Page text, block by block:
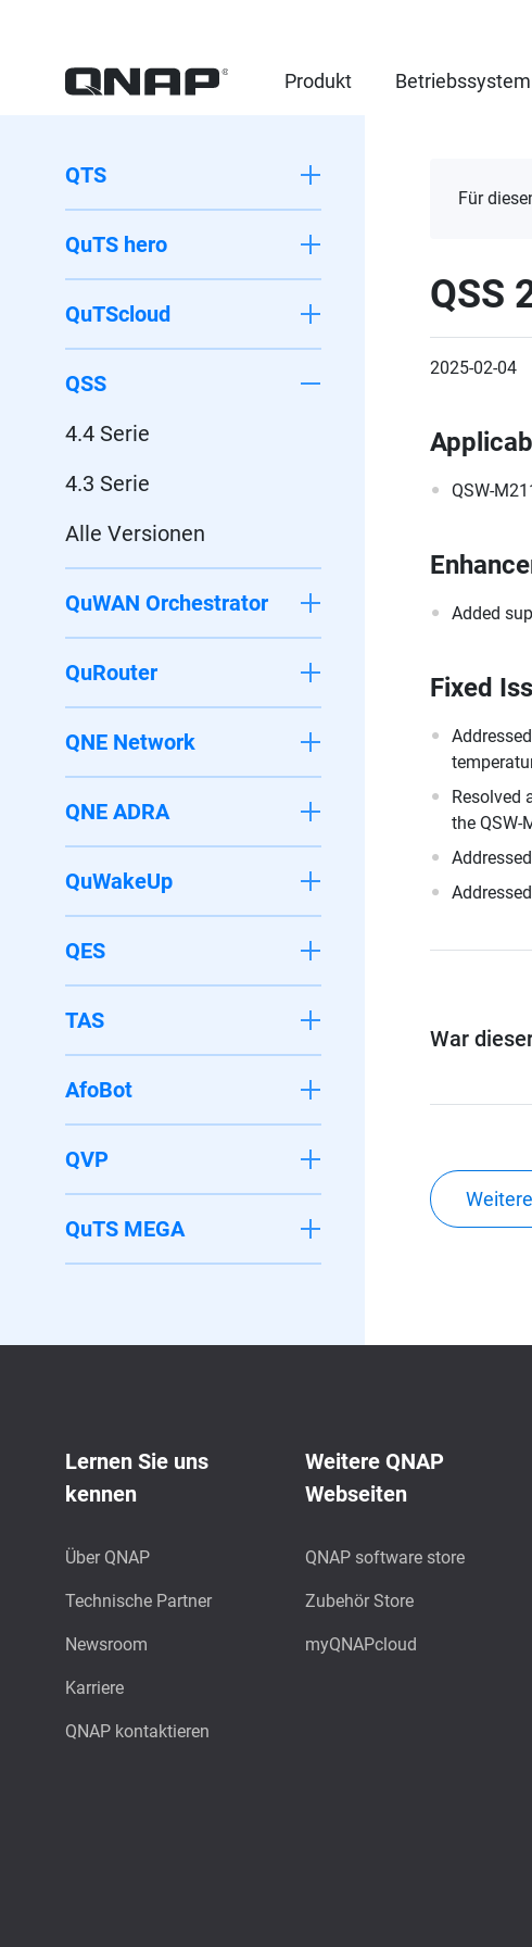
Produkt Betriebssystem
QTS
QuTS hero
QuTScloud
QSS
4.4 Serie
4.3 Serie
Alle Versionen
QuWAN Orchestrator
QuRouter
QNE Network
QNE ADRA
QuWakeUp
QES
TAS
AfoBot
QVP
QuTS MEGA
Für
QSS
2025-02-04
QSW-
Added
Fixed
Resolved
the
War
Lernen Sie uns
kennen
Über QNAP
Technische Partner
Newsroom
Karriere
QNAP kontaktieren
Weitere QNAP
Webseiten
QNAP software store
Zubehör Store
myQNAPcloud